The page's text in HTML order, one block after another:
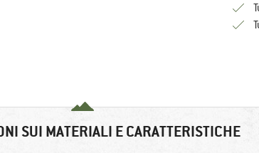
SUI MATERIALI E CARATTERISTICHE